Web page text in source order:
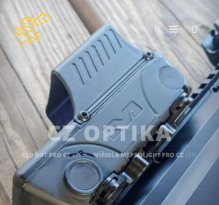
CZ OPTIKA
RED DOT PRO CZ(7) MÍŘIDLA MEPROLIGHT PRO CZ (13)